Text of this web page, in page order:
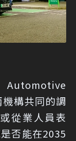
構共同的調
從業人員表
否能在2035